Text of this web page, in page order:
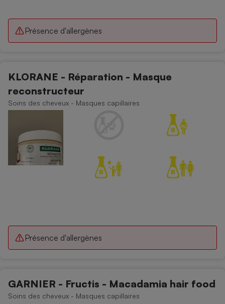
Présence d'allergènes
KLORANE - Réparation - Masque
reconstructeur
Soins des cheveux - Masques capillaires
Présence d'allergènes
GARNIER - Fructis - Macadamia hair food
Soins des cheveux - Masques capillaires